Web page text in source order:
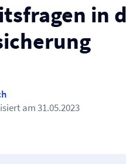
in
am31.05.2023